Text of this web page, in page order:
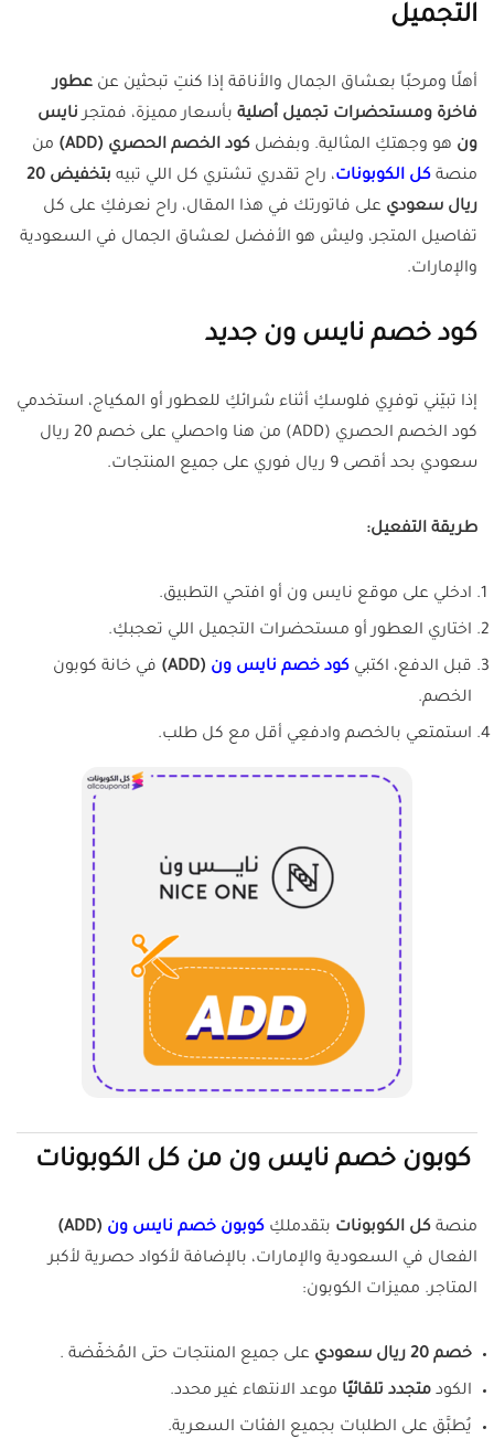
التجميل
أهلًا ومرحبًا بعشاق الجمال والأناقة إذا كنتِ تبحثين عن عطور
فاخرة ومستحضرات تجميل أصلية بأسعار مميزة، فمتجرنايس
ون هو وجهتكِ المثالية. وبفضل كود الخصم الحصري (ADD)
من
منصة كل الكوبونات، راح تقدري تشتري كل اللي تبيه
بتخفيض 20
ريال سعودي على فاتورتك في هذا المقال، راح نعرفكِ على كل
تفاصيل المتجر، وليش هو الأفضل لعشاق الجمال في السعودية
والإمارات.
كود خصم نايس ون جديد
إذا تبيّني توفرِي فلوسكِ أثناء شرائكِ للعطور أو المكياج، استخدمي
كود الخصم الحصري (ADD) من هنا واحصلي على خصم 20 ريال
سعودي بحد أقصى 9 ريال فوري على جميع المنتجات.
طريقة التفعيل:
ادخلي على موقع نايس ون أو افتحي التطبيق.
اختاري العطور أو مستحضرات التجميل اللي تعجبكِ.
قبل الدفع، اكتبي كود خصم نايس ون (ADD)
في خانة كوبون
الخصم.
استمتعي بالخصم وادفعِي أقل مع كل طلب.
كوبون خصم نايس ون من كل الكوبونات
منصة كل الكوبونات بتقدملكِ كوبون خصم نايس ون (ADD)
الفعال في السعودية والإمارات، بالإضافة لأكواد حصرية لأكبر
المتاجر. مميزات الكوبون:
خصم 20 ريال سعودي على جميع المنتجات حتى المُخفّضة .
الكود متجدد تلقائيًا موعد الانتهاء غير محدد.
يُطبَّق على الطلبات بجميع الفئات السعرية.